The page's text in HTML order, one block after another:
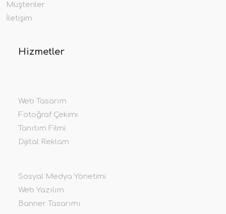
Müşteriler
İletişim
Hizmetler
Web Tasarım
Fotoğraf Çekimi
Tanıtım Filmi
Dijital Reklam
Sosyal Medya Yönetimi
Web Yazılım
Banner Tasarımı